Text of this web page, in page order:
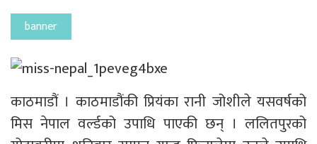
banner
काठमाडौं । काठमाडौंकी प्रियंका रानी जोशीले यसवर्षको
मिस नेपाल वर्ल्डको उपाधि पाएकी छन् । ललितपुरको